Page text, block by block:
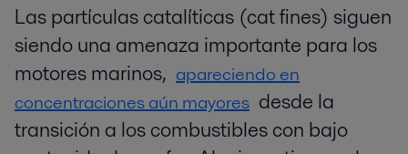
Las partículas catalíticas (cat fines) siguen
siendo una amenaza importante para los
motores marinos, apareciendo en
concentraciones aún mayores desde la
transición a los combustibles con bajo